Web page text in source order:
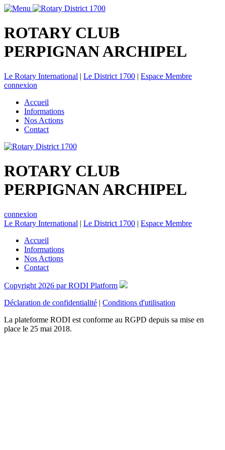
ROTARY CLUB
PERPIGNAN ARCHIPEL
Le Rotary International | Le District 1700 | Espace Membre
connexion
Accueil
Informations
Nos Actions
Contact
ROTARY CLUB
PERPIGNAN ARCHIPEL
connexion
Le Rotary International | Le District 1700 | Espace Membre
Accueil
Informations
Nos Actions
Contact
Copyright 2026 par RODI Platform
Déclaration de confidentialité | Conditions d'utilisation
La plateforme RODI est conforme au RGPD depuis sa mise en
place le 25 mai 2018.